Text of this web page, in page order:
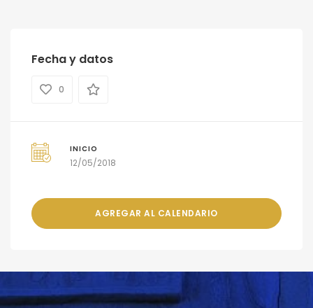
Fecha y datos
0
INICIO
12/05/2018
AGREGAR AL CALENDARIO